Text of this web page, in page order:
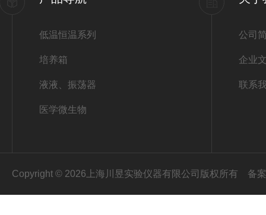
低温恒温系列
培养箱
液液、振荡器
医学微生物
公司
企业
联系
Copyright © 2026上海川昱实验仪器有限公司版权所有 备